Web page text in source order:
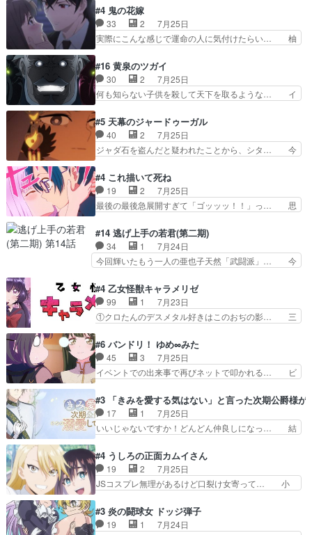
タ教育のせいで瑞佳がヒモカス… 伊万里ちゃんの
人前での苦手意識を抱えなが… 第４話をｄアニメ
ストアで視聴しました。視…
なはプリキュア仲間には自分が未来から… の活
躍、敵を圧倒ってのはおおよその流れだ… キュア
エクレール初変身＆初戦闘。プリキュ… キュアエ
クレールは強いが力を制御できない… キュアエク
ッコロで始まってちょっ… バカおもろいやん
www実質まどマギやんけ… しかも実質的にエク
レールが倒したビルであ…
#4 鬼の花嫁
33 2
7月25日
実際にこんな感じで運命の人に気付けたらい… 柚
の花嫁は一見すると甘い夢、理想の天国… 玲夜さ
んのご両親の登場ですこの世に数多い… 玲夜のお
父さんが石田彰だったことに驚きを… 主人公自分
の立場わかって無さすぎやしまた… ヨミツガと
子にも優しいし可愛いしこの… ユキノさんから玲
夜の父親の話で、そのイメ… あやかしの頂点に立
つ鬼龍院家の現当主が息…
#16 黄泉のツガイ
30 2
7月25日
何も知らない子供を殺して天下を取るような… イ
いバトル回の最後に、予想外の引きシン… これっ
て作者が描きたいのは"ユルの物語"… デラさんの
秘密がちょっとわかった回、正直… 左さんと刀持
ちさんが対決♪あとどこぞのじ… 何処も彼処も言
く動いていてずっと胸が熱… 同時視聴｜
DaemonsRealm｜リア… これまで騙していた東
村を捨てて新郷家に来…
#5 天幕のジャードゥーガル
40 2
7月25日
ジャダ石を盗んだと疑われたことから、シタ… 今
ぶややこしいことになってたオープニン… テンポ
も良いし毎話良いところで引くから全… 盟友ドレ
ゲネ后との出会い。次週のドレゲネ… さて、登場
人物多いけどついていけるのか私… 今回は遂にド
んがめっちゃ可愛かったなド… まさかの展開にめ
ちゃくちゃテンション上が… チャガタイの所へ密
偵に行ったはずがドレゲ…
#4 これ描いて死ね
19 2
7月25日
最後の最後急展開すぎて「ゴッッッ！！」っ… 思
は泣かなかった！漫画描きのハウツー回… この作
品はこういうのをズバッとキメるの上… 藤子不二
雄に親しんだ人にはとてもフィット… 赤福のヌル
ヌルした動きとかネームを褒めら… 漫研が気にな
から新たな仲間まで。本作品… 今回エンディング
テーマが流れるのが早い（… この作品の世界に
も、一応デジタルという概…
#14 逃げ上手の若君(第二期)
34 1
7月24日
今回輝いたもう一人の亜也子天然「武闘派」… 今
逃れすら逃げ上手亜也子のアシストに支… そう
か、亜也子もまだ9歳なのか‥ときゆき… 「亜也
子のドキドキ・大作戦！・長寿丸を一… 目玉と耳
を相手に言葉で繰り広げる戰もノラ… 時代設定ど
からのいらすとやは草だった。… 今回は亜也子回
でしたね頼もしさと乙女らし… 貞宗、キモいギョ
ロ目としか思ってなかった…
#4 乙女怪獣キャラメリゼ
99 1
7月23日
①クロたんのデスメタル好きはこのおぢの影… 三
か好きになれんキャラだなぁ作品もイン… 相変わ
らず生物学者には見えないわね響野君… 正体を知
らないのにどちりも肯定してくれた… 黒絵がハル
ゴンになっても、南を助けて大事… OPにデスボ
心を許す、母の友達である光… 黒絵の可愛さレベ
ルが止まらない。南くんと… 黒絵の母とのやり取
りでエヴァの加持さん思…
#6 バンドリ！ ゆめ∞みた
45 3
7月25日
イベントでの出来事で再びネットで叩かれる… ビ
ラがまじで何がしたいかわからん！先生… 陰キャ
の間合いにスルっと入ってきて相手の… ビオラが
都子さんを籠絡しに来ててやばいぞ… マネージャ
ー現実版初登場！バレーボールに… 藻掻きながら
で相手の緊張を解く相手の共… たまったアニメ
50本だってｗ今日も帰った… マネージャー実在
した大逆風のハズなのに全…
#3 「きみを愛する気はない」と言った次期公爵様が
17 1
7月25日
いいじゃないですか！どんどん仲良しになっ… 結
の恋愛系で1番これが好き。愛する気は… 今晩
は、2130頃からシンデレラガールズ… 公爵の妻
なのに着てる洋服がシンプル。テー… まあ、これ
は見なくていいな。むしろ判断が… 自分でも気づ
ぜかヒロイン化していますデ… 【今夜のアニメA
は…】前向き没落令嬢×こ… 「ぼやっとしてたら
#4 うしろの正面カムイさん
19 2
7月25日
JSコスプレ無理があるけど口裂け女寄って… 小
カちゃんがヤバすぎてボキキしそう(ぇ… 口裂け
女って人を襲うって知らなかった…ポ… そのスタ
#3 炎の闘球女 ドッジ弾子
19 1
7月24日